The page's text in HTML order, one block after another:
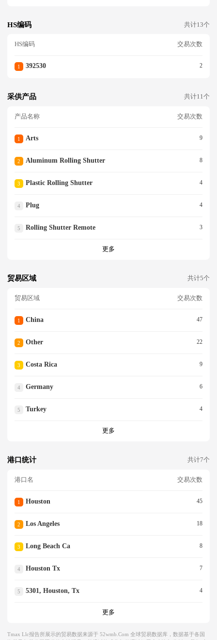
HS编码 共计13个
HS编码 交易次数
1 392530 2
采供产品 共计11个
产品名称 交易次数
1 Arts 9
2 Aluminum Rolling Shutter 8
3 Plastic Rolling Shutter 4
4 Plug 4
5 Rolling Shutter Remote 3
更多
贸易区域 共计5个
贸易区域 交易次数
1 China 47
2 Other 22
3 Costa Rica 9
4 Germany 6
5 Turkey 4
更多
港口统计 共计7个
港口名 交易次数
1 Houston 45
2 Los Angeles 18
3 Long Beach Ca 8
4 Houston Tx 7
5 5301, Houston, Tx 4
更多
Tmax Llc报告所展示的贸易数据来源于 52wmb.com 全球贸易数据库，数据基于各国